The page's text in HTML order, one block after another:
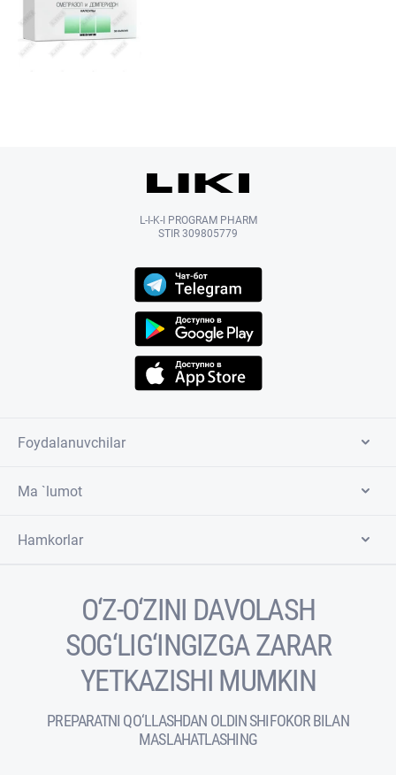
L-I-K-I PROGRAM PHARM
STIR 309805779
Foydalanuvchilar
Ma `lumot
Hamkorlar
O‘Z-O‘ZINI DAVOLASH
SOG‘LIG‘INGIZGA ZARAR
YETKAZISHI MUMKIN
PREPARATNI QO‘LLASHDAN OLDIN SHIFOKOR BILAN
MASLAHATLASHING